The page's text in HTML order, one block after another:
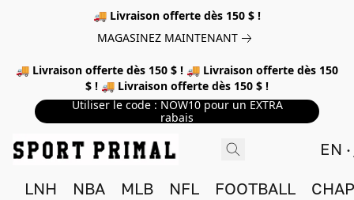
🚚 Livraison offerte dès 150 $ !
MAGASINEZ MAINTENANT
🚚 Livraison offerte dès 150 $ ! 🚚 Livraison offerte dès 150
$ ! 🚚 Livraison offerte dès 150 $ !
Utiliser le code : NOW10 pour un EXTRA
rabais
EN
LNH NBA MLB NFL FOOTBALL